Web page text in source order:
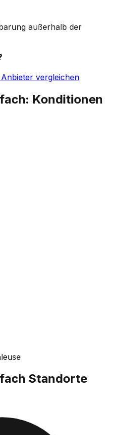
außerhalb der
vergleichen
: Konditionen
Standorte